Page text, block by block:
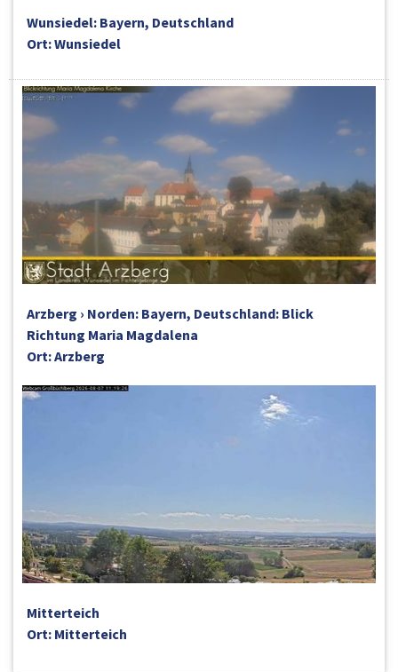
Wunsiedel: Bayern, Deutschland
Ort: Wunsiedel
Arzberg › Norden: Bayern, Deutschland: Blick
Richtung Maria Magdalena
Ort: Arzberg
Mitterteich
Ort: Mitterteich